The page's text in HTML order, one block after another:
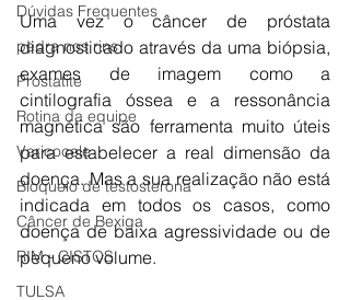
Dúvidas Frequentes
pedra nos rins
Prostatite
Rotina da equipe
Varicocele
Bloqueio de testosterona
Câncer de Bexiga
RIM - CISTOS
TULSA
Uma vez o câncer de próstata
diagnosticado através da uma biópsia,
exames de imagem como a
cintilografia óssea e a ressonância
magnética são ferramenta muito úteis
para estabelecer a real dimensão da
doença. Mas a sua realização não está
indicada em todos os casos, como
doença de baixa agressividade ou de
pequeno volume.